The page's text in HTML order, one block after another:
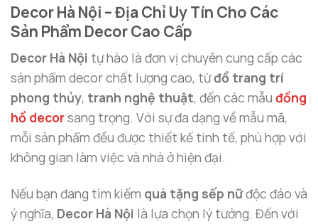
Decor Hà Nội – Địa Chỉ Uy Tín Cho Các
Sản Phẩm Decor Cao Cấp
Decor Hà Nội tự hào là đơn vị chuyên cung cấp các
sản phẩm decor chất lượng cao, từđồ trang trí
phong thủy, tranh nghệ thuật, đến các mẫu đồng
hồ decorsang trọng. Với sự đa dạng về mẫu mã,
mỗi sản phẩm đều được thiết kế tinh tế, phù hợp với
không gian làm việc và nhà ở hiện đại.
Nếu bạn đang tìm kiếm quà tặng sếp nữđộc đáo và
ý nghĩa, Decor Hà Nội là lựa chọn lý tưởng. Đến với